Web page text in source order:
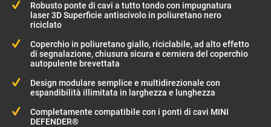
Robusto ponte di cavi a tutto tondo con impugnatura
laser 3D Superficie antiscivolo in poliuretano nero
riciclato
Coperchio in poliuretano giallo, riciclabile, ad alto effetto
di segnalazione, chiusura sicura e cerniera del coperchio
autopulente brevettata
Design modulare semplice e multidirezionale con
espandibilità illimitata in larghezza e lunghezza
Completamente compatibile con i ponti di cavi MINI
DEFENDER®